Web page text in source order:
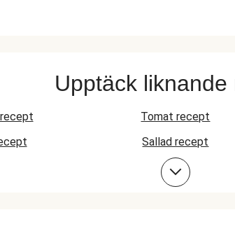
Upptäck liknande
Tomat recept
Sallad recept